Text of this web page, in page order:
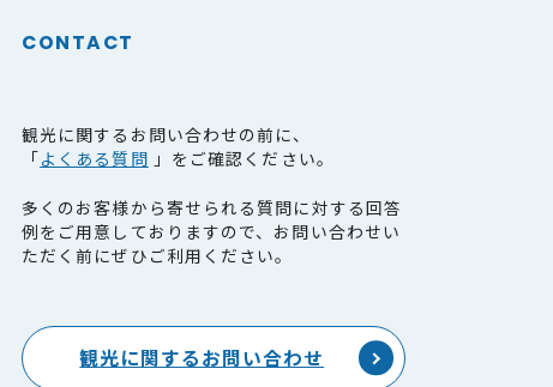
CONTACT
観光に関するお問い合わせの前に、
「よくある質問 」をご確認ください。
多くのお客様から寄せられる質問に対する回答
例をご用意しておりますので、お問い合わせい
ただく前にぜひご利用ください。
観光に関するお問い合わせ